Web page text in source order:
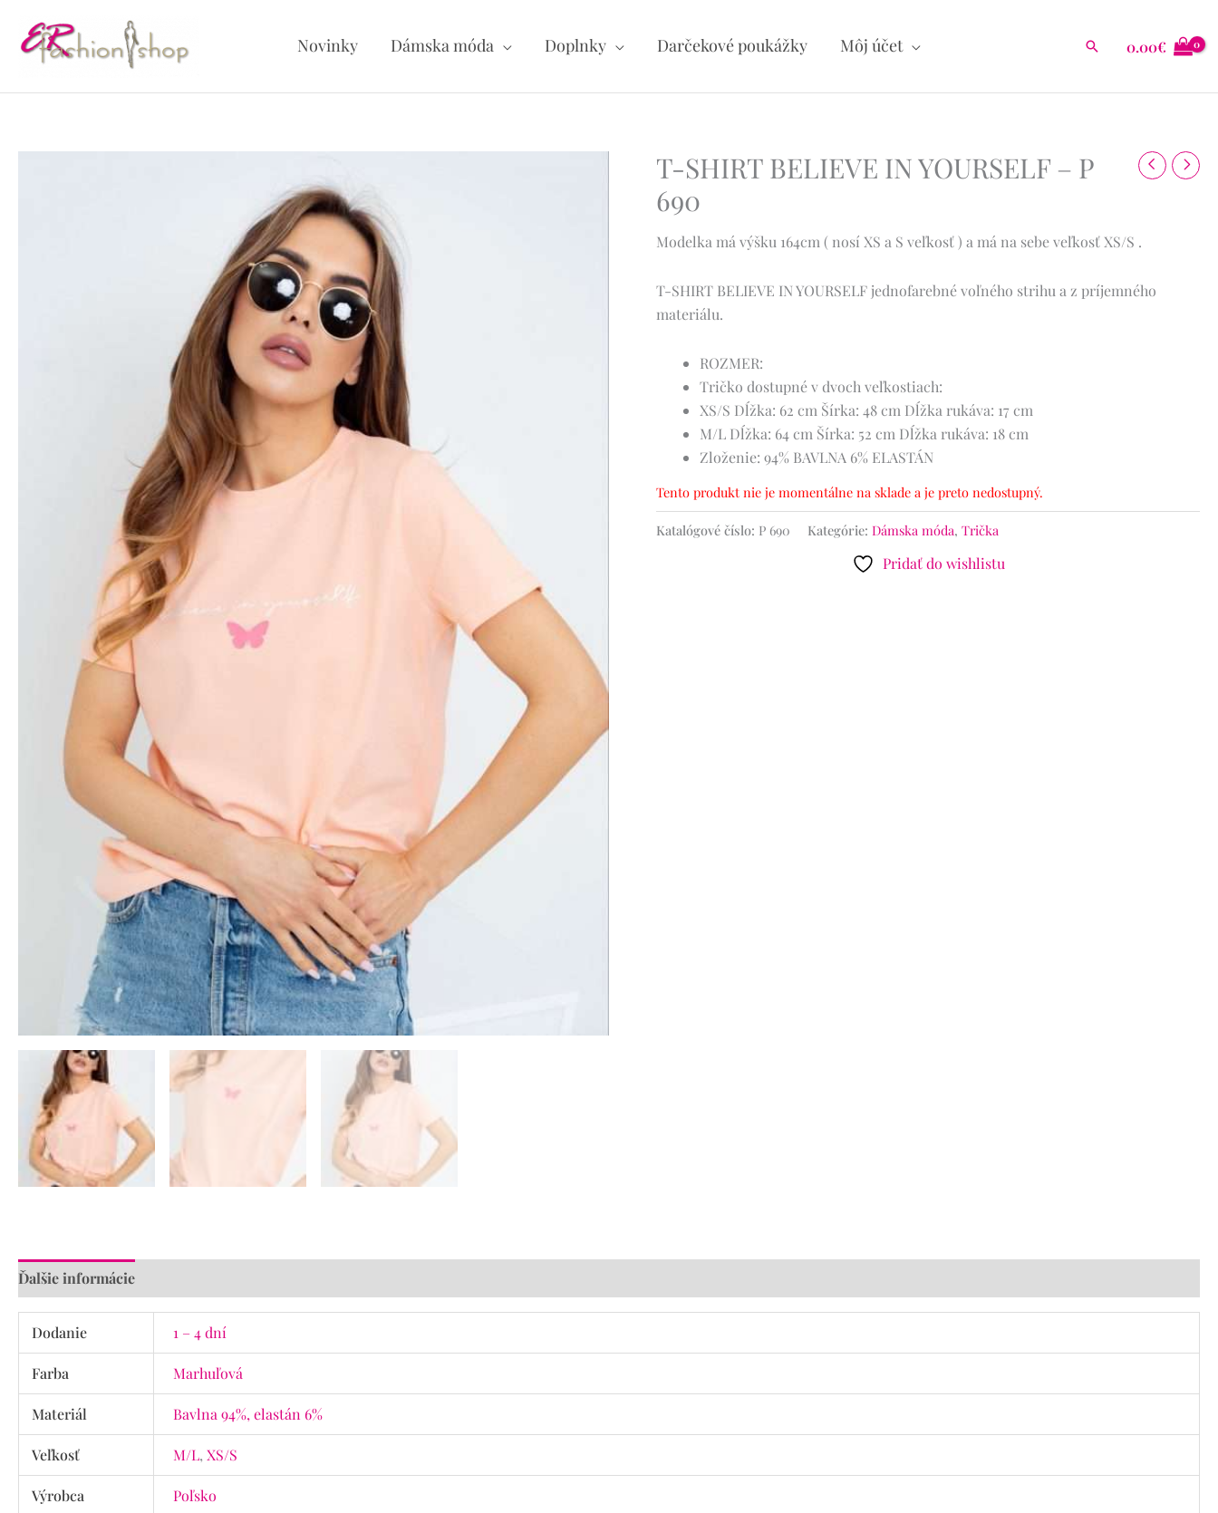
obsah
Novinky Dámska móda Doplnky Darčekové poukážky Môj účet Hľadať0.00€
T-SHIRT BELIEVE IN YOURSELF – P
690
Modelka má výšku 164cm ( nosí XS a S veľkosť ) a má na sebe veľkosť XS/S .
T-SHIRT BELIEVE IN YOURSELF jednofarebné voľného strihu a z príjemného
materiálu.
ROZMER:
Tričko dostupné v dvoch veľkostiach:
XS/S Dĺžka: 62 cm Šírka: 48 cm Dĺžka rukáva: 17 cm
M/L Dĺžka: 64 cm Šírka: 52 cm Dĺžka rukáva: 18 cm
Zloženie: 94% BAVLNA 6% ELASTÁN
Tento produkt nie je momentálne na sklade a je preto nedostupný.
Katalógové číslo: P 690 Kategórie: Dámska móda,Trička
Pridať do wishlistu
Ďalšie informácie
Dodanie 1 – 4 dní
Farba Marhuľová
Materiál Bavlna 94%, elastán 6%
Veľkosť M/L,XS/S
Výrobca Poľsko